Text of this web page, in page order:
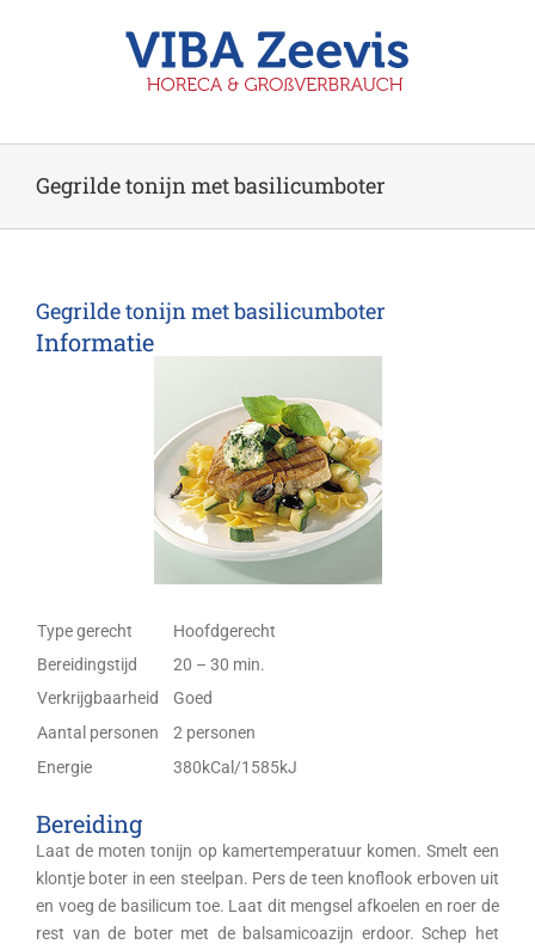
Gegrilde tonijn met basilicumboter
Gegrilde tonijn met basilicumboter
Informatie
Type gerecht
Hoofdgerecht
Bereidingstijd
20 – 30 min.
Verkrijgbaarheid
Goed
Aantal personen
2 personen
Energie
380kCal/1585kJ
Bereiding
Laat de moten tonijn op kamertemperatuur komen. Smelt een
klontje boter in een steelpan. Pers de teen knoflook erboven uit
en voeg de basilicum toe. Laat dit mengsel afkoelen en roer de
rest van de boter met de balsamicoazijn erdoor. Schep het